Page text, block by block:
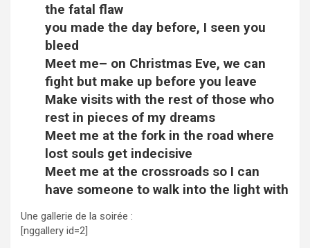
the fatal flaw
you made the day before, I seen you
bleed
Meet me– on Christmas Eve, we can
fight but make up before you leave
Make visits with the rest of those who
rest in pieces of my dreams
Meet me at the fork in the road where
lost souls get indecisive
Meet me at the crossroads so I can
have someone to walk into the light with
Une gallerie de la soirée :
[nggallery id=2]